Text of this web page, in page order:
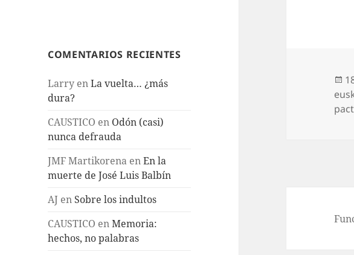
COMENTARIOS RECIENTES
Larry enLa vuelta… ¿más
dura?
CAUSTICO en Odón (casi)
nunca defrauda
JMF Martikorena enEn la
muerte de José Luis Balbín
AJ en Sobre los indultos
CAUSTICO enMemoria:
hechos, no palabras
el